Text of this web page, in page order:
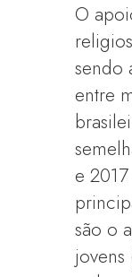
O
sendo
entre
e
são o